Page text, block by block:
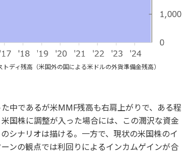
ディ残高（米国外の国による米ドルの外貨準備金残高）
中であるが米MMF残高も右肩上がりで、ある程
国株に調整が入った場合には、この潤沢な資金
シナリオは描ける。一方で、現状の米国株のイ
ンの観点では利回りによるインカムゲインが合